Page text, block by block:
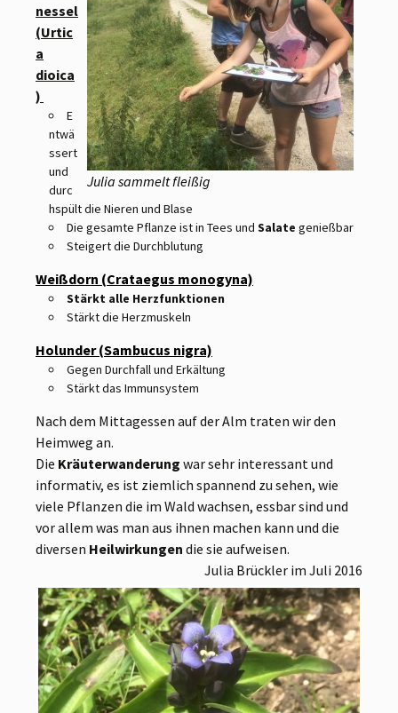
Julia sammelt fleißig
nessel
(Urtic
a
dioica
)
E
ntwä
ssert
und
durc
hspült die Nieren und Blase
Die gesamte Pflanze ist in Tees und Salate genießbar
Steigert die Durchblutung
Weißdorn (Crataegus monogyna)
Stärkt alle Herzfunktionen
Stärkt die Herzmuskeln
Holunder (Sambucus nigra)
Gegen Durchfall und Erkältung
Stärkt das Immunsystem
Nach dem Mittagessen auf der Alm traten wir den
Heimweg an.
Die Kräuterwanderung war sehr interessant und
informativ, es ist ziemlich spannend zu sehen, wie
viele Pflanzen die im Wald wachsen, essbar sind und
vor allem was man aus ihnen machen kann und die
diversen Heilwirkungen die sie aufweisen.
Julia Brückler im Juli 2016